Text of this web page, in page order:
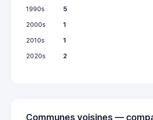
1990s
5
2000s
1
2010s
1
2020s
2
Communes voisines —